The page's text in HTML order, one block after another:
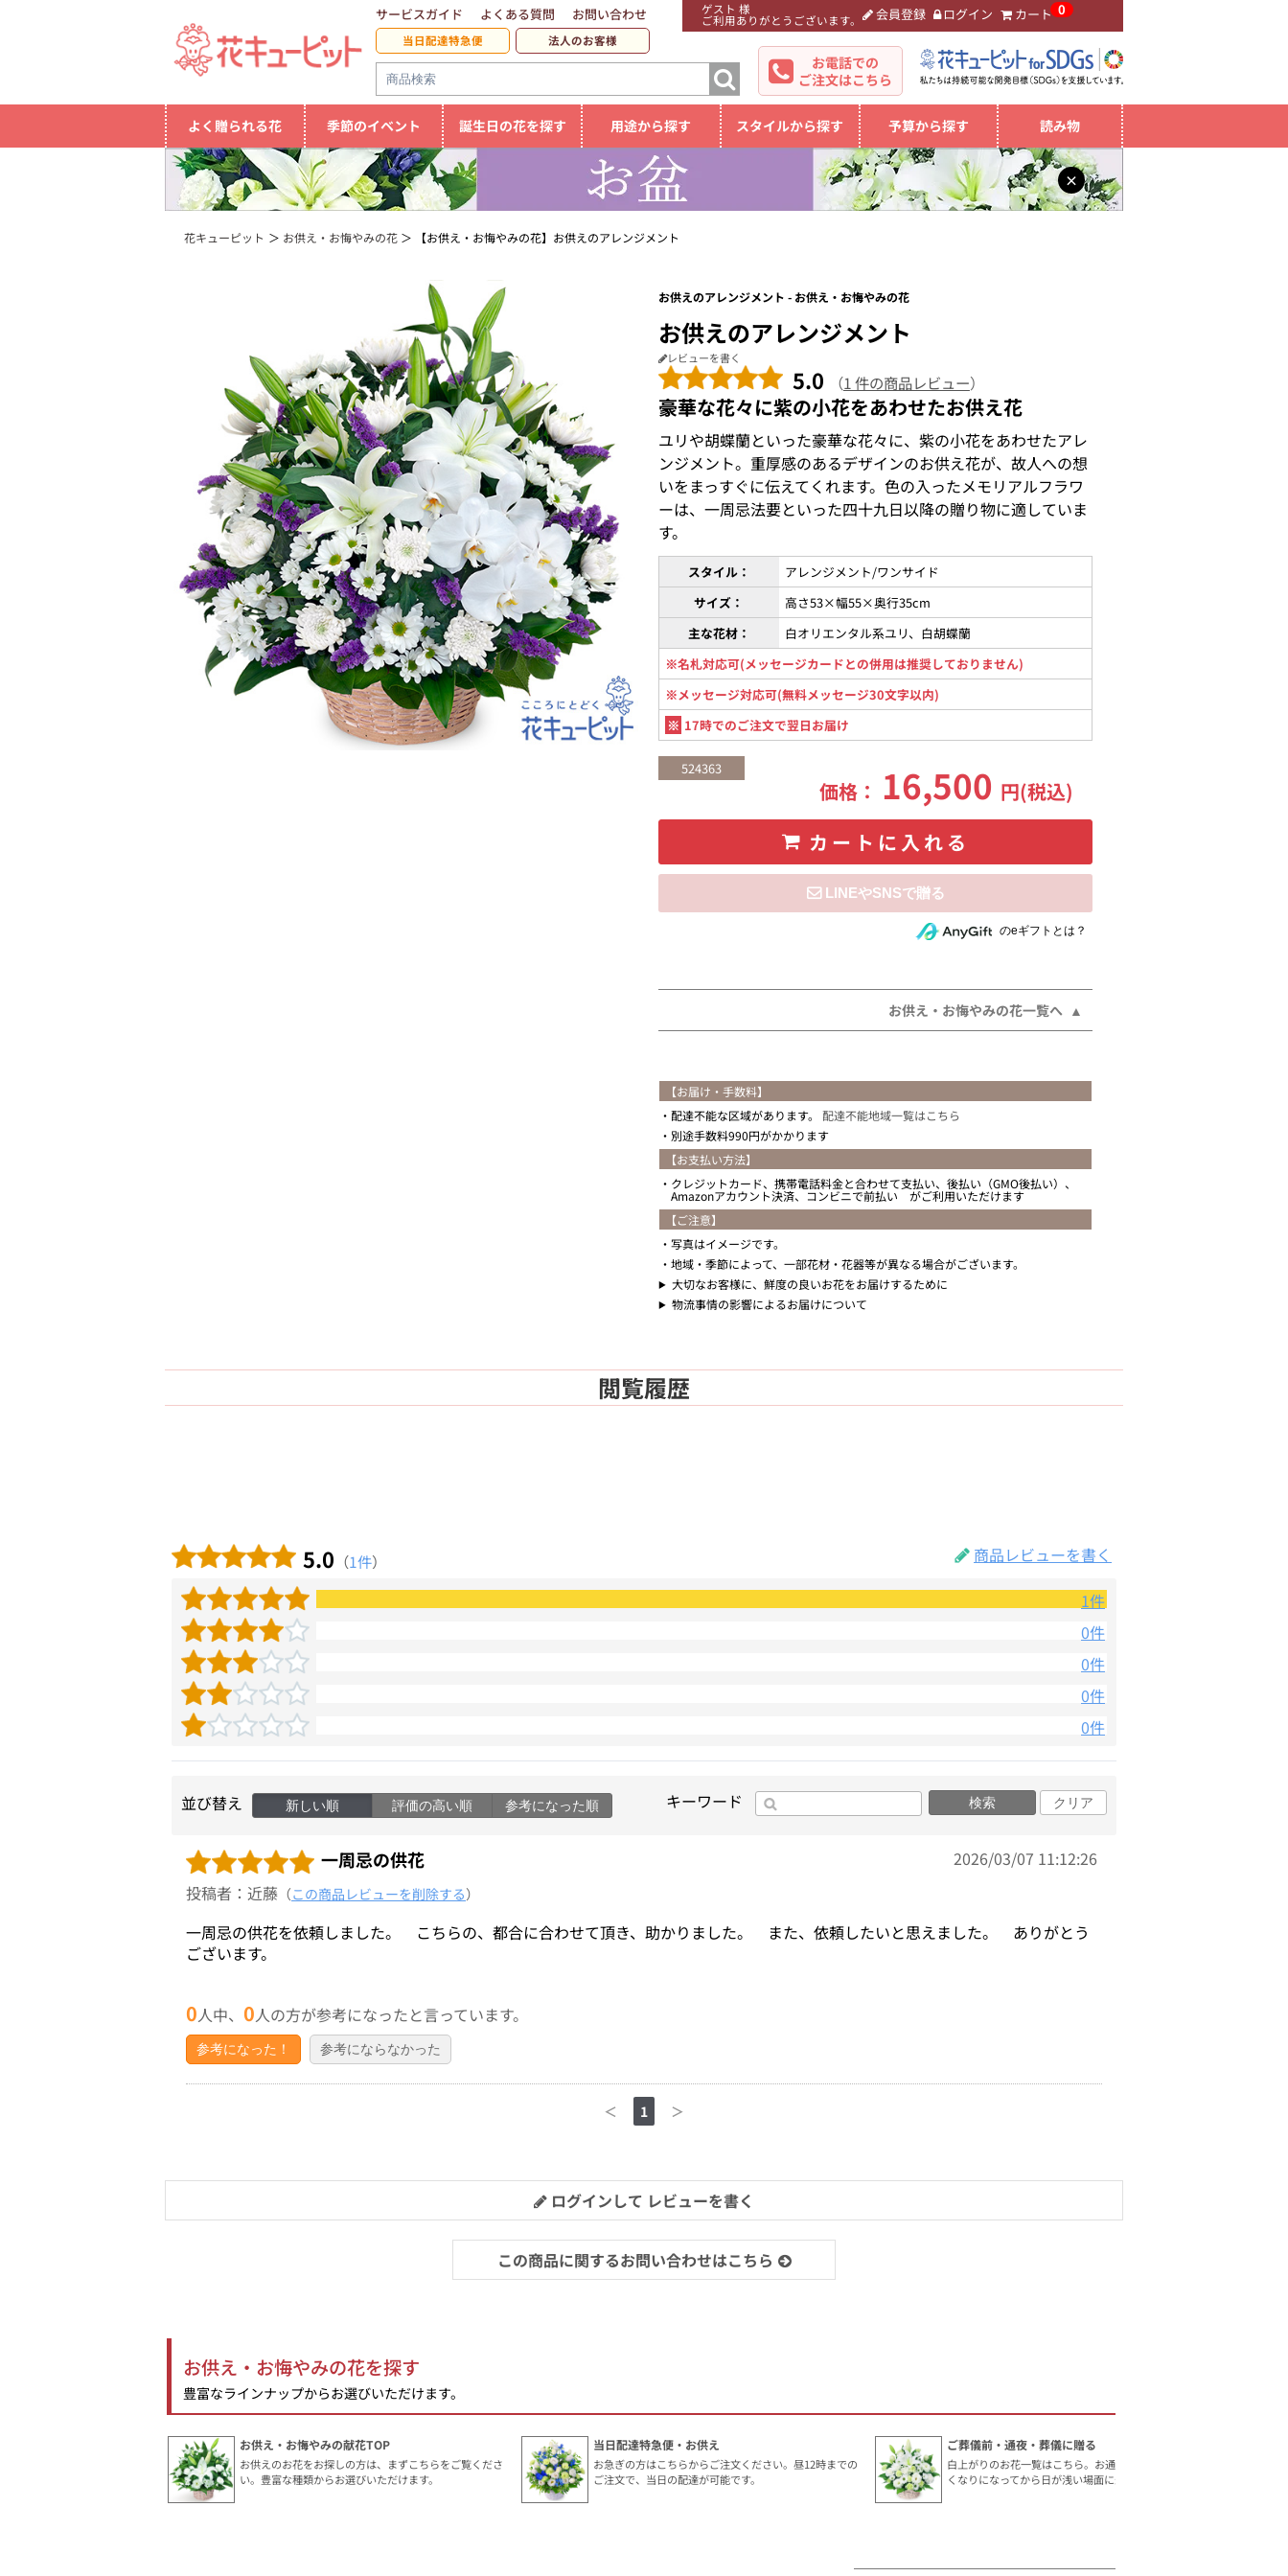
ゲスト 様
ご利用ありがとうございます。 会員登録 ログイン カート 0
サービスガイド よくある質問 お問い合わせ
当日配達特急便 法人のお客様
お電話での
ご注文はこちら
よく贈られる花 季節のイベント 誕生日の花を探す 用途から探す スタイルから探す 予算から探す 読み物
×
花キューピット お供え・お悔やみの花 【お供え・お悔やみの花】お供えのアレンジメント
お供えのアレンジメント - お供え・お悔やみの花
お供えのアレンジメント
レビューを書く
5.0 （1 件の商品レビュー）
豪華な花々に紫の小花をあわせたお供え花
ユリや胡蝶蘭といった豪華な花々に、紫の小花をあわせたアレ
ンジメント。重厚感のあるデザインのお供え花が、故人への想
いをまっすぐに伝えてくれます。色の入ったメモリアルフラワ
ーは、一周忌法要といった四十九日以降の贈り物に適していま
す。
スタイル：
アレンジメント/ワンサイド
サイズ：
高さ53×幅55×奥行35cm
主な花材：
白オリエンタル系ユリ、白胡蝶蘭
※名札対応可(メッセージカードとの併用は推奨しておりません)
※メッセージ対応可(無料メッセージ30文字以内)
※ 17時でのご注文で翌日お届け
524363
価格： 16,500 円(税込)
カートに入れる
住所を知らない相手にeギフトで贈るのeギフトとは？
お供え・お悔やみの花一覧へ
【お届け・手数料】
配達不能な区域があります。 配達不能地域一覧はこちら
別途手数料990円がかかります
【お支払い方法】
クレジットカード、携帯電話料金と合わせて支払い、後払い（GMO後払い）、
Amazonアカウント決済、コンビニで前払い がご利用いただけます
【ご注意】
写真はイメージです。
地域・季節によって、一部花材・花器等が異なる場合がございます。
大切なお客様に、鮮度の良いお花をお届けするために
物流事情の影響によるお届けについて
閲覧履歴
5.0 （1件）
商品レビューを書く
1件
0件
0件
0件
0件
並び替え 新しい順 評価の高い順 参考になった順 キーワード 検索 クリア
一周忌の供花
2026/03/07 11:12:26
投稿者：近藤 （この商品レビューを削除する）
一周忌の供花を依頼しました。 こちらの、都合に合わせて頂き、助かりました。 また、依頼したいと思えました。 ありがとう
ございます。
0人中、 0人の方が参考になったと言っています。
参考になった！ 参考にならなかった
＜ 1 ＞
ログインして レビューを書く
この商品に関するお問い合わせはこちら
お供え・お悔やみの花を探す
豊富なラインナップからお選びいただけます。
お供え・お悔やみの献花TOP
お供えのお花をお探しの方は、まずこちらをご覧くださ
い。豊富な種類からお選びいただけます。
当日配達特急便・お供え
お急ぎの方はこちらからご注文ください。昼12時までの
ご注文で、当日の配達が可能です。
ご葬儀前・通夜・葬儀に贈る
白上がりのお花一覧はこちら。お通夜やご葬儀など、お亡
くなりになってから日が浅い場面に最適です。